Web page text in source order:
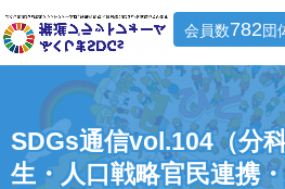
会員数782団
SDGs通信vol.104（分
生・人口戦略官民連携